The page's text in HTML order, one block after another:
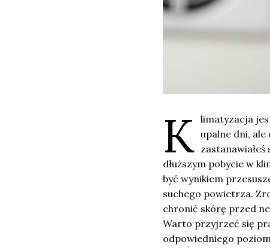
K limatyzacja
upalne dni, ale
dłuższym pobycie w
być wynikiem
suchego powietrza.
chronić skórę przed
Warto przyjrzeć się
odpowiedniego